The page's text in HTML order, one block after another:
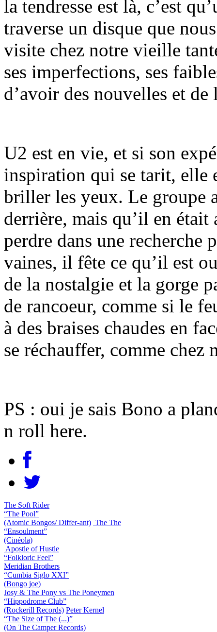
la tendresse est là, c’est
traverse un disque que
visite chez notre vieille
ses imperfections, ses
d’avoir des nouvelles et
U2 est en vie, et si son
inspiration qui se tarit, elle
briller les yeux. Le groupe
derrière, mais qu’il en
perdre dans une recherche
vaines, il fête ce qu’il est
de la nostalgie et la gorge
de rancoeur, comme si le
à des braises chaudes en
se réchauffer, comme chez
PS : oui je sais Bono a
n roll here.
The Soft Rider
“The Pool”
(Atomic Bongos/ Differ-ant) The The
“Ensoulment”
(Cinéola)
Apostle of Hustle
“Folkloric Feel”
Meridian Brothers
“Cumbia Siglo XXI”
(Bongo joe)
Josy & The Pony vs The Poneymen
“Hippodrome Club”
(Rockerill Records) Peter Kernel
“The Size of The (...)”
(On The Camper Records)